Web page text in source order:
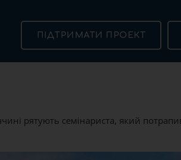
ПІДТРИМАТИ ПРОЕКТ
рятують семінариста, який